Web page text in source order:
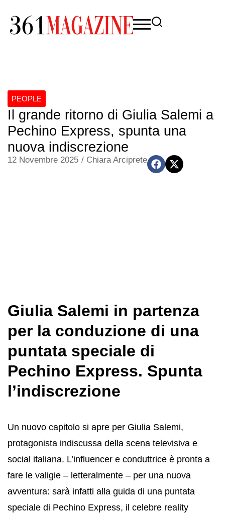
PEOPLE
Il grande ritorno di Giulia Salemi a
Pechino Express, spunta una
nuova indiscrezione
12 Novembre 2025 / Chiara Arciprete
Giulia Salemi in partenza
per la conduzione di una
puntata speciale di
Pechino Express. Spunta
l’indiscrezione
Un nuovo capitolo si apre per Giulia Salemi,
protagonista indiscussa della scena televisiva e
social italiana. L’influencer e conduttrice è pronta a
fare le valigie – letteralmente – per una nuova
avventura: sarà infatti alla guida di una puntata
speciale di Pechino Express, il celebre reality